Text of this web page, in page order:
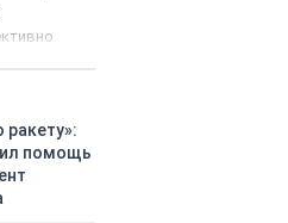
помощь